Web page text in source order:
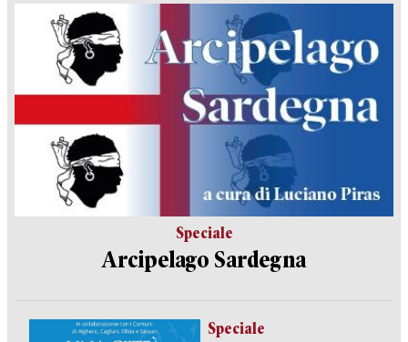
Speciale
Arcipelago Sardegna
Speciale